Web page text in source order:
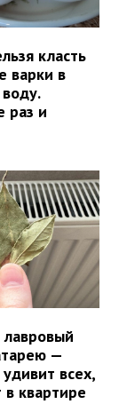
класть
варки в
раз и
—
удивит всех,
квартире